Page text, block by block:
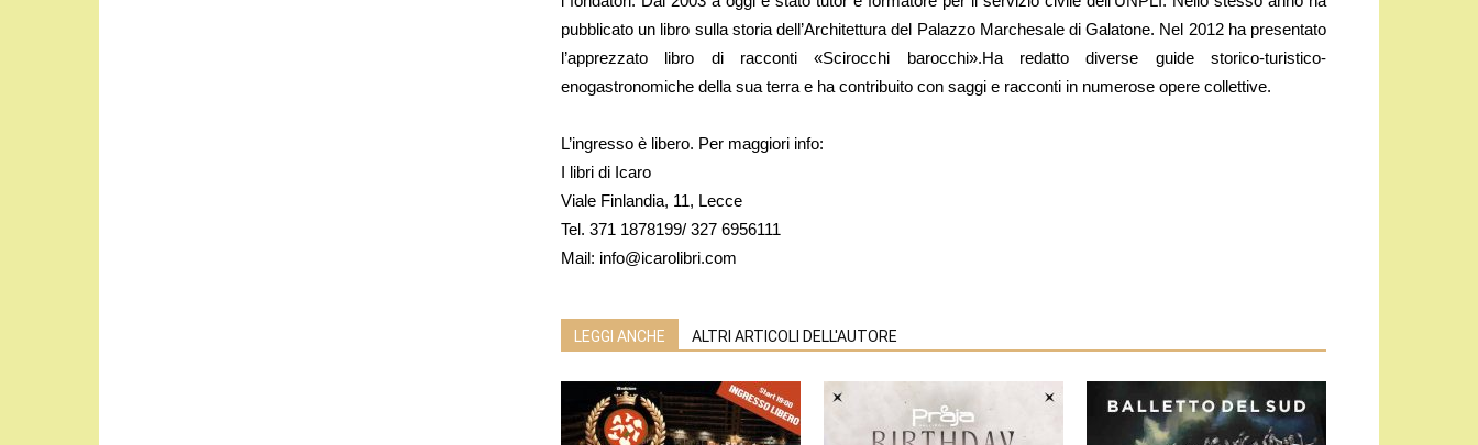
pubblicato un libro sulla storia dell’Architettura del Palazzo Marchesale di Galatone. Nel 2012 ha presentato
l’apprezzato libro di racconti «Scirocchi barocchi».Ha redatto diverse guide storico-turistico-
enogastronomiche della sua terra e ha contribuito con saggi e racconti in numerose opere collettive.
L’ingresso è libero. Per maggiori info:
I libri di Icaro
Viale Finlandia, 11, Lecce
Tel. 371 1878199/ 327 6956111
Mail: info@icarolibri.com
LEGGI ANCHE ALTRI ARTICOLI DELL'AUTORE